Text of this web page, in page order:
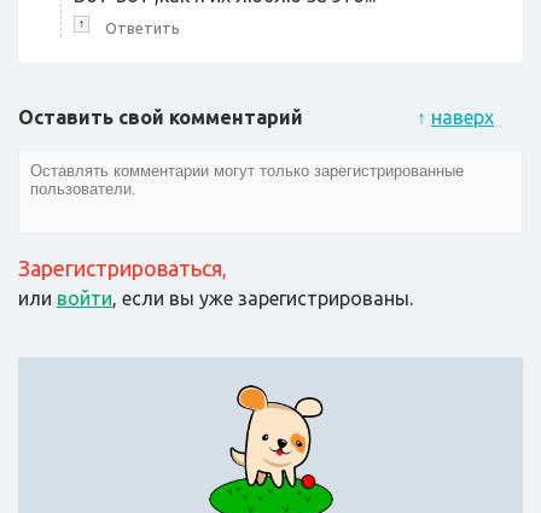
↑ Ответить
↑ наверх
Оставить свой комментарий
Зарегистрироваться,
или войти, если вы уже зарегистрированы.